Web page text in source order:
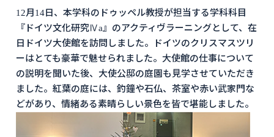
12月14日、本学科のドゥッペル教授が担当する学科科目
『ドイツ文化研究Ⅳa』のアクティヴラーニングとして、在
日ドイツ大使館を訪問しました。ドイツのクリスマスツリ
ーはとても豪華で魅せられました。大使館の仕事について
の説明を聞いた後、大使公邸の庭園も見学させていただき
ました。紅葉の庭には、釣鐘や石仏、茶室や赤い武家門な
どがあり、情緒ある素晴らしい景色を皆で堪能しました。